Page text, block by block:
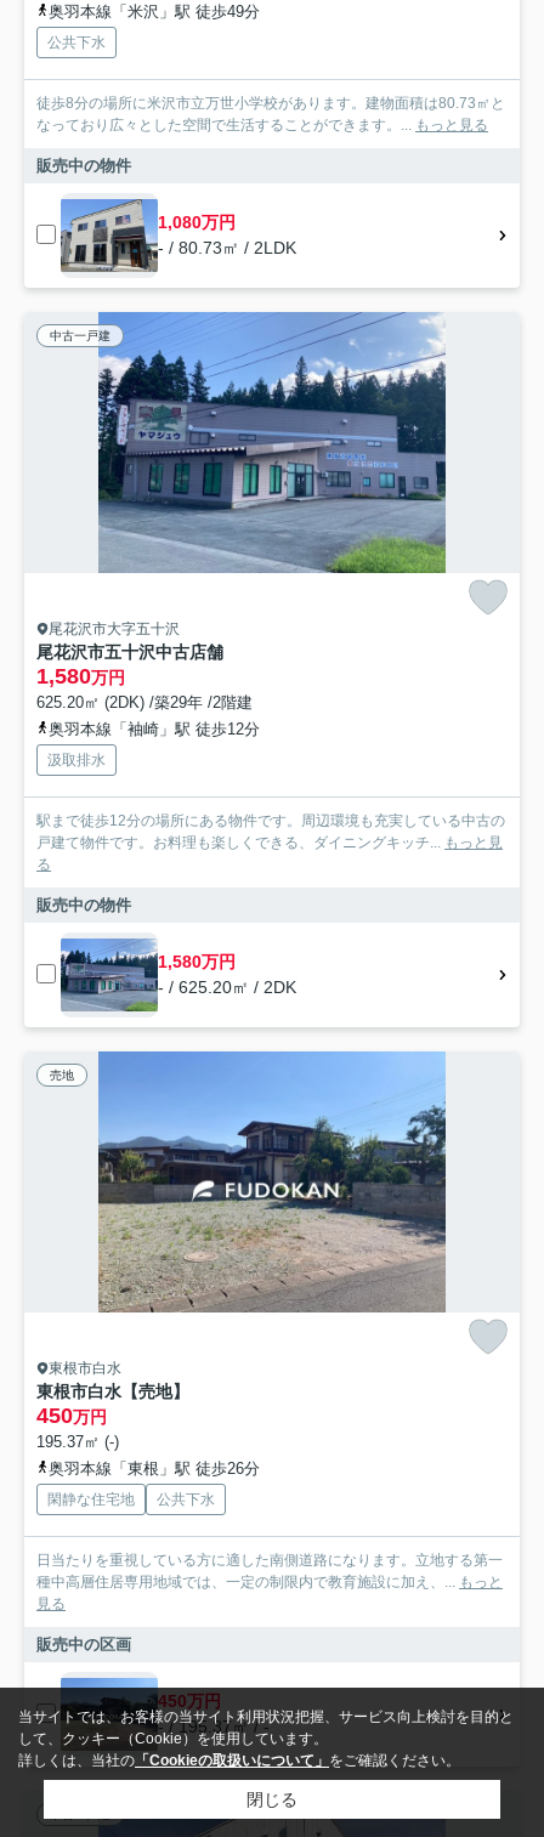
奥羽本線「米沢」駅 徒歩49分
公共下水
徒歩8分の場所に米沢市立万世小学校があります。建物面積は80.73㎡と
なっており広々とした空間で生活することができます。...
もっと見る
販売中の物件
1,080万円
- / 80.73㎡ / 2LDK
中古一戸建
尾花沢市大字五十沢
尾花沢市五十沢中古店舗
1,580万円
625.20㎡ (2DK) /築29年 /2階建
奥羽本線「袖崎」駅 徒歩12分
汲取排水
駅まで徒歩12分の場所にある物件です。周辺環境も充実している中古の
戸建て物件です。お料理も楽しくできる、ダイニングキッチ...
もっと見
る
販売中の物件
1,580万円
- / 625.20㎡ / 2DK
売地
東根市白水
東根市白水【売地】
450万円
195.37㎡ (-)
奥羽本線「東根」駅 徒歩26分
閑静な住宅地 公共下水
日当たりを重視している方に適した南側道路になります。立地する第一
種中高層住居専用地域では、一定の制限内で教育施設に加え、...
もっと
見る
販売中の区画
450万円
- / 195.37㎡ / -
当サイトでは、お客様の当サイト利用状況把握、サービス向上検討を目的と
して、クッキー（Cookie）を使用しています。
詳しくは、当社の 「Cookieの取扱いについて」 をご確認ください。
閉じる